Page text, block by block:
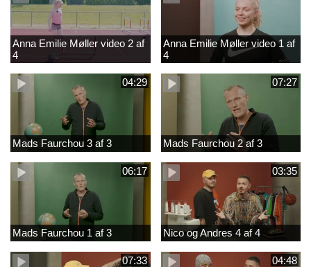
Anna Emilie Møller video 2 af
4
Anna Emilie Møller video 1 af
4
04:29
Mads Faurchou 3 af 3
07:27
Mads Faurchou 2 af 3
06:17
Mads Faurchou 1 af 3
03:35
Nico og Andres 4 af 4
07:33 04:48